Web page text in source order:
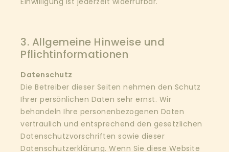
3. Allgemeine Hinweise und
Pflichtinformationen
Datenschutz
Die Betreiber dieser Seiten nehmen den Schutz
Ihrer persönlichen Daten sehr ernst. Wir
behandeln Ihre personenbezogenen Daten
vertraulich und entsprechend den gesetzlichen
Datenschutzvorschriften sowie dieser
Datenschutzerklärung. Wenn Sie diese Website